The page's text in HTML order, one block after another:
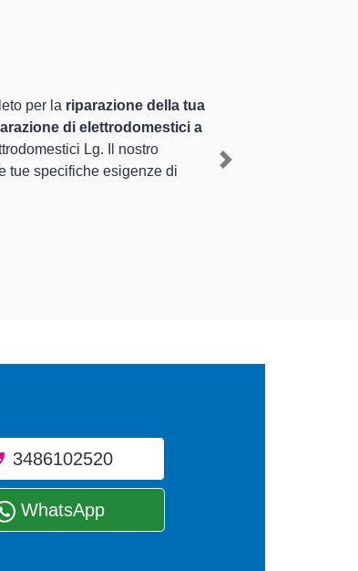
territorio di Siziano e provincia per
ripristino rapido del corretto
sugli elettrodomestici da riparare per
Next
3486102520
WhatsApp